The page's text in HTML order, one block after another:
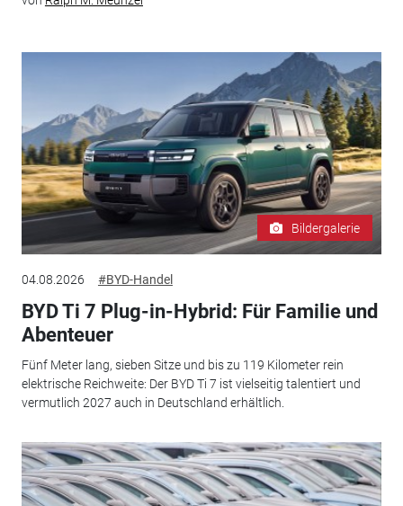
Bildergalerie
04.08.2026 #BYD-Handel
BYD Ti 7 Plug-in-Hybrid: Für Familie und
Abenteuer
Fünf Meter lang, sieben Sitze und bis zu 119 Kilometer rein
elektrische Reichweite: Der BYD Ti 7 ist vielseitig talentiert und
vermutlich 2027 auch in Deutschland erhältlich.